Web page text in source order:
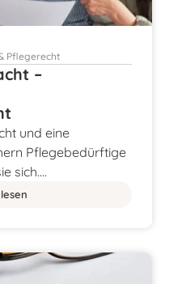
Pflegerecht
–
und eine
Pflegebedürftige
sich.…